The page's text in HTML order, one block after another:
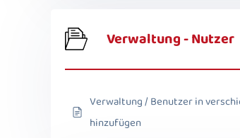
Verwaltung - Nutzer
Verwaltung / Benutzer in
hinzufügen